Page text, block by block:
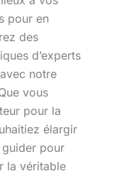
pour en
des
d’experts
notre
vous
pour la
élargir
pour
la véritable